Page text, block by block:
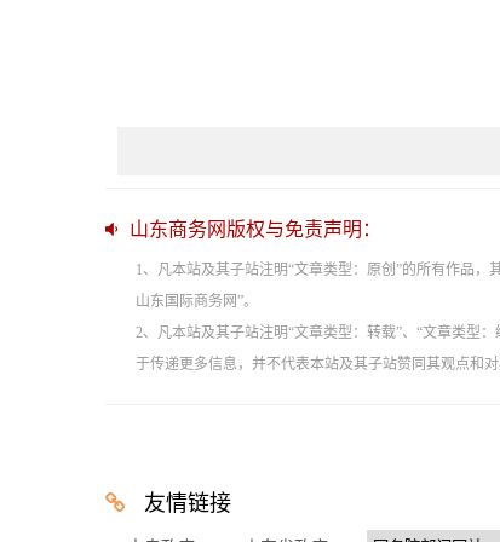
山东商务网版权与免责声明：
1、凡本站及其子站注明“文章类型：原创”的所有作品
山东国际商务网”。
2、凡本站及其子站注明“文章类型：转载”、“文章类型
于传递更多信息，并不代表本站及其子站赞同其观点和